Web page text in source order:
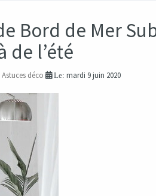
Bord de Mer
de l’été
Astuces déco Le: mardi 9 juin 2020